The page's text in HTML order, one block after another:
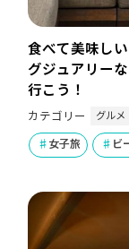
食べて美味し
グジュアリー
行こう！
カテゴリー グルメ
女子旅 ビ